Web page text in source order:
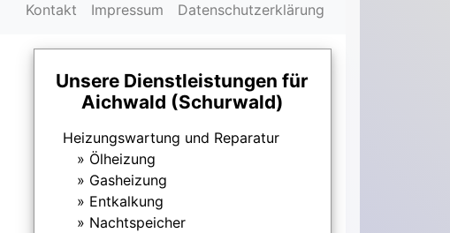
Kontakt Impressum Datenschutzerklärung
Unsere Dienstleistungen für
Aichwald (Schurwald)
Heizungswartung und Reparatur
Ölheizung
Gasheizung
Entkalkung
Nachtspeicher